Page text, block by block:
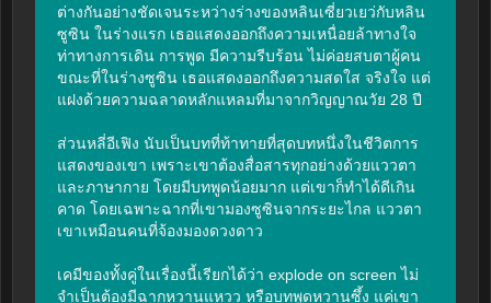
ต่างกันอย่างชัดเจนระหว่างร่างของหลินเซี่ยวเยว่กับหลิน
ซูซิน ในร่างแรก เธอแสดงออกถึงความเหนื่อยล้าทางใจ
ท่าทางการเดิน การพูด มีความรีบร้อน ไม่ค่อยสบตาผู้คน
ขณะที่ในร่างซูซิน เธอแสดงออกถึงความสดใส จริงใจ แต่
แฝงด้วยความฉลาดหลักแหลมที่มาจากวิญญาณวัย 28 ปี
ส่วนหลี่อีเฟิง นับเป็นบทที่ท้าทายที่สุดบทหนึ่งในชีวิตการ
แสดงของเขา เพราะเขาต้องสื่อสารทุกอย่างด้วยแววตา
และภาษากาย โดยมีบทพูดน้อยมาก แต่เขาก็ทำได้ดีเกิน
คาด โดยเฉพาะฉากที่เขามองซูซินจากระยะไกล แววตา
เขาเหมือนคนที่จ้องมองดวงดาว
เคมีของทั้งคู่ในเรื่องนี้เรียกได้ว่า explode on screen ไม่
จำเป็นต้องมีฉากหวานแหวว หรือบทพูดหวานซึ้ง แค่เขา